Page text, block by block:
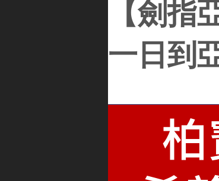
【劍指
一日到